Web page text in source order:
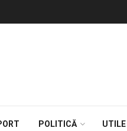
POLITICĂ UTILE